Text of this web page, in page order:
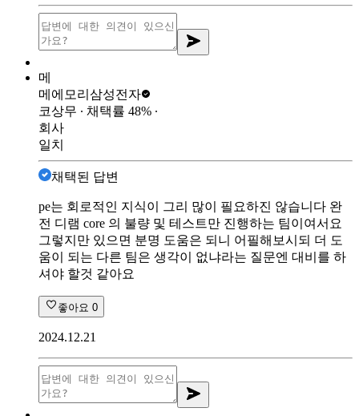
메
메에모리 삼성전자
코상무 ∙ 채택률 48% ∙
회사
일치
채택된 답변
pe는 회로적인 지식이 그리 많이 필요하진 않습니다 완
전 디램 core 의 불량 및 테스트만 진행하는 팀이여서요
그렇지만 있으면 분명 도움은 되니 어필해보시되 더 도
움이 되는 다른 팀은 생각이 없냐라는 질문엔 대비를 하
셔야 할것 같아요
좋아요 0
2024.12.21